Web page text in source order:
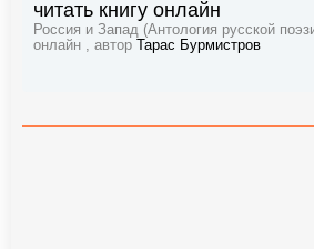
читать книгу онлайн
Россия и Запад (Антология русской
онлайн , автор
Тарас Бурмистров